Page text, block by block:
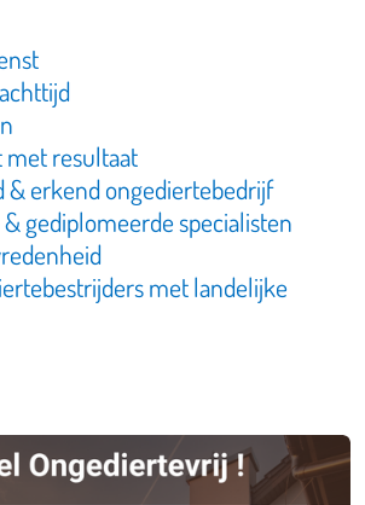
resultaat
& erkend ongediertebedrijf
gediplomeerde specialisten
met landelijke